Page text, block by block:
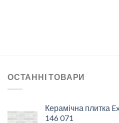
ОСТАННІ ТОВАРИ
Керамічна плитка
146 071